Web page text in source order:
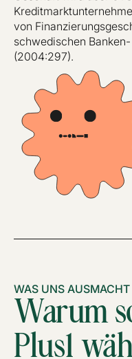
von
schwedischen
(2004:297).
WAS UNS AUSMACHT
Warum
Plus1